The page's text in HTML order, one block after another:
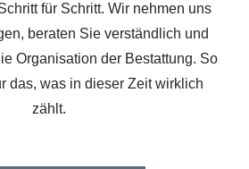
für Schritt. Wir nehmen uns
beraten Sie verständlich und
Organisation der Bestattung. So
das, was in dieser Zeit wirklich
zählt.